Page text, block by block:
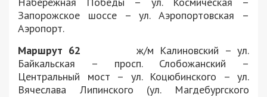
Запорожское шоссе – ул. Аэропортовская –
Аэропорт.
Маршрут 62 ж/м Калиновский – ул.
Байкальская – просп. Слобожанский –
Центральный мост – ул. Коцюбинского – ул.
Вячеслава Липинского (ул. Магдебургского